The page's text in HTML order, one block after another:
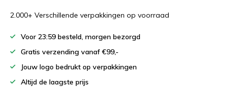
2.000+ Verschillende verpakkingen op voorraad
Voor 23:59 besteld, morgen bezorgd
Gratis verzending vanaf €99,-
Jouw logo bedrukt op verpakkingen
Altijd de laagste prijs